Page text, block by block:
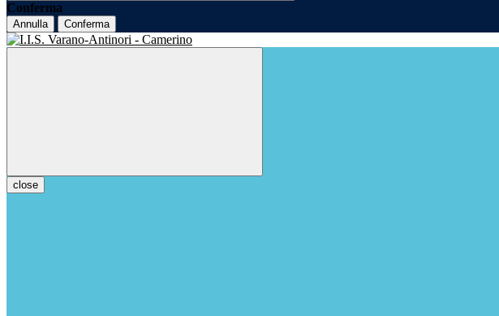
Conferma
Annulla Conferma
close